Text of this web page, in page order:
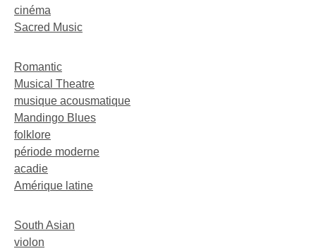
cinéma
Sacred Music
Romantic
Musical Theatre
musique acousmatique
Mandingo Blues
folklore
période moderne
acadie
Amérique latine
South Asian
violon